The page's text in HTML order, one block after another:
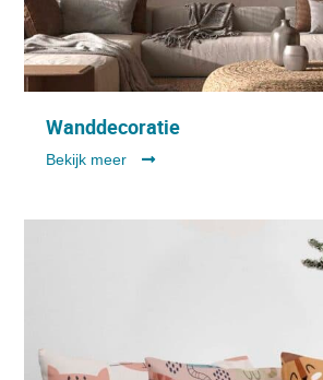
Wanddecoratie
Bekijk meer